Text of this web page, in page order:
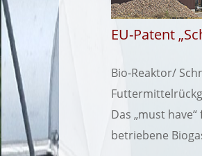
EU-Patent
Bio-Reaktor/
Das „must
betriebene